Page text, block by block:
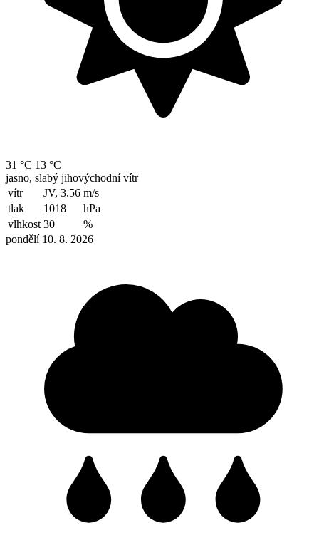
31 °C 13 °C
jasno, slabý jihovýchodní vítr
vítr
JV, 3.56 m/s
tlak
1018
hPa
vlhkost 30
%
pondělí 10. 8. 2026